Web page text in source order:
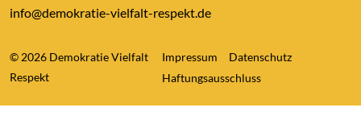
info@demokratie-vielfalt-respekt.de
© 2026 Demokratie Vielfalt
Respekt
Impressum
Datenschutz
Haftungsausschluss